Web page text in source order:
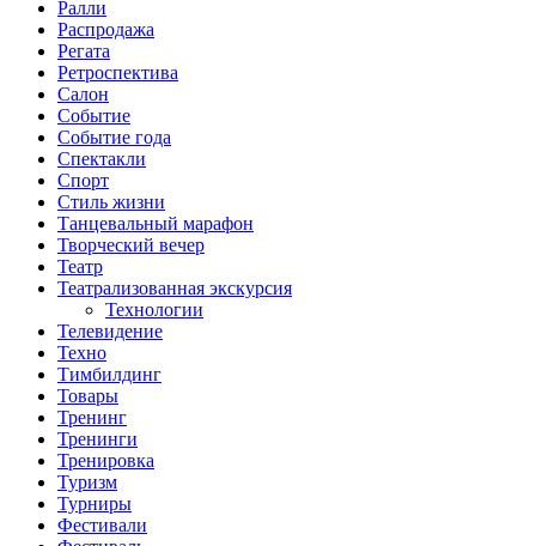
Ралли
Распродажа
Регата
Ретроспектива
Салон
Событие
Событие года
Спектакли
Спорт
Стиль жизни
Танцевальный марафон
Творческий вечер
Театр
Театрализованная экскурсия
Технологии
Телевидение
Техно
Тимбилдинг
Товары
Тренинг
Тренинги
Тренировка
Туризм
Турниры
Фестивали